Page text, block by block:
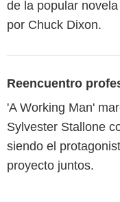
de la popular
por Chuck Dixon.
Reencuentro
'A Working Man'
Sylvester Stallone
siendo el
proyecto juntos.